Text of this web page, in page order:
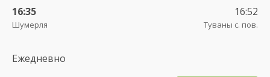
16:35
Шумерля
16:52
Туваны с. пов.
Ежедневно